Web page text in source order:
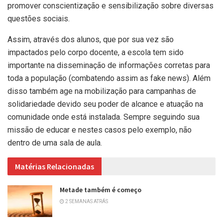
promover conscientização e sensibilização sobre diversas
questões sociais.
Assim, através dos alunos, que por sua vez são
impactados pelo corpo docente, a escola tem sido
importante na disseminação de informações corretas para
toda a população (combatendo assim as fake news). Além
disso também age na mobilização para campanhas de
solidariedade devido seu poder de alcance e atuação na
comunidade onde está instalada. Sempre seguindo sua
missão de educar e nestes casos pelo exemplo, não
dentro de uma sala de aula.
Matérias Relacionadas
Metade também é começo
2 SEMANAS ATRÁS